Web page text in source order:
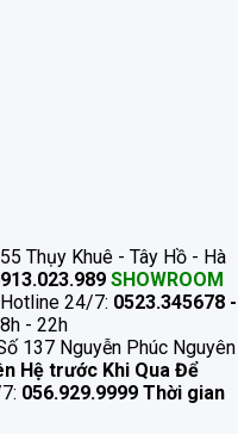
Thụy Khuê - Tây Hồ - Hà
SHOWROOM
24/7: 0523.345678 -
- 22h
137 Nguyễn Phúc Nguyên
Hệ trước Khi Qua Để
056.929.9999 Thời gian